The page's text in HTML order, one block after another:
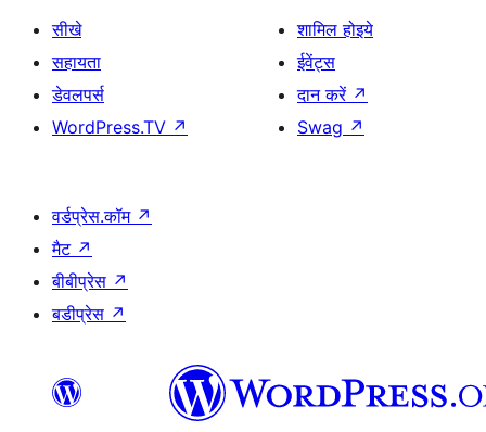
सीखे
सहायता
डेवलपर्स
WordPress.TV ↗
शामिल होइये
ईवेंट्स
दान करें ↗
Swag ↗
वर्डप्रेस.कॉम ↗
मैट ↗
बीबीप्रेस ↗
बडीप्रेस ↗